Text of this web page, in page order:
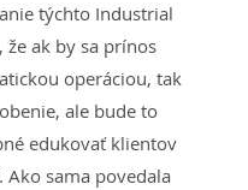
týchto Industrial
že ak by sa prínos
operáciou, tak
ale bude to
edukovať klientov
sama povedala